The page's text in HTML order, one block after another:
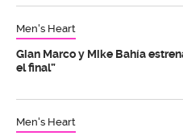
Men's Heart
Gian Marco y Mike Bahía
el final”
Men's Heart